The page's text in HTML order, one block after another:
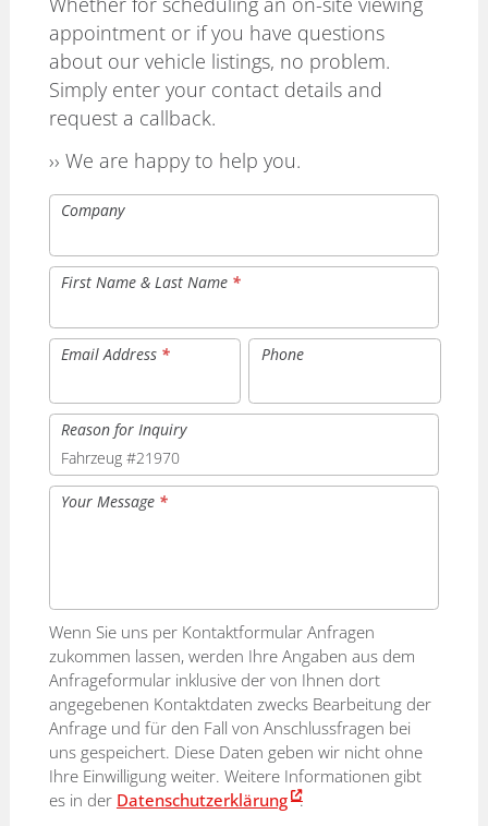
appointment or if you have questions
about our vehicle listings, no problem.
Simply enter your contact details and
request a callback.
›› We are happy to help you.
Company
First Name & Last Name *
Email Address * Phone
Reason for Inquiry
Your Message *
Wenn Sie uns per Kontaktformular Anfragen
zukommen lassen, werden Ihre Angaben aus dem
Anfrageformular inklusive der von Ihnen dort
angegebenen Kontaktdaten zwecks Bearbeitung der
Anfrage und für den Fall von Anschlussfragen bei
uns gespeichert. Diese Daten geben wir nicht ohne
Ihre Einwilligung weiter. Weitere Informationen gibt
es in der Datenschutzerklärung .